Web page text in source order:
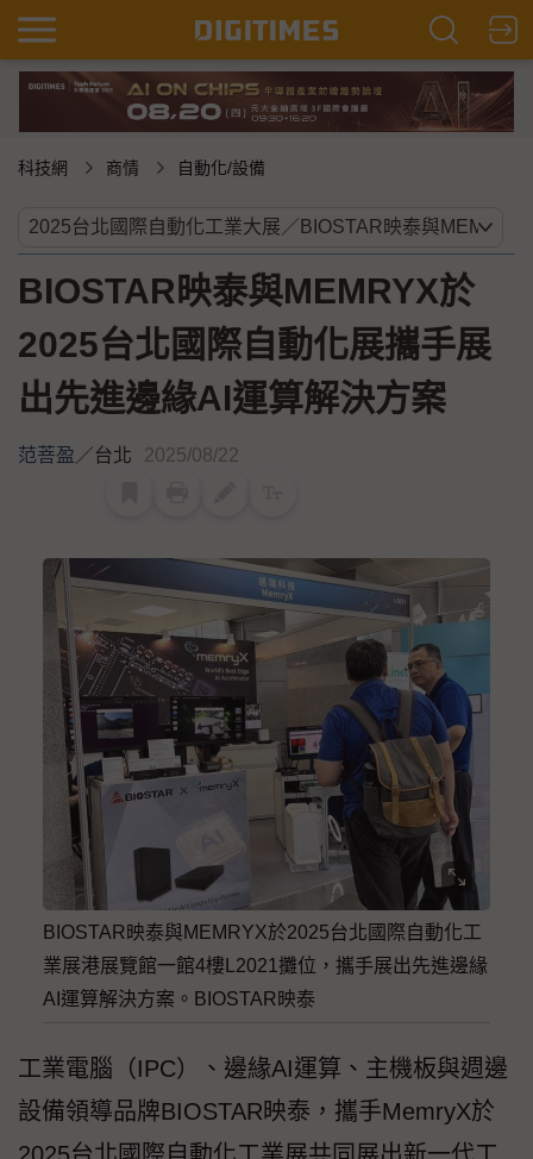
科技網 商情 自動化/設備
BIOSTAR映泰與MEMRYX於
2025台北國際自動化展攜手展
出先進邊緣AI運算解決方案
范菩盈／台北 2025/08/22
BIOSTAR映泰與MEMRYX於2025台北國際自動化工
業展港展覽館一館4樓L2021攤位，攜手展出先進邊緣
AI運算解決方案。BIOSTAR映泰
工業電腦（IPC）、邊緣AI運算、主機板與週邊
設備領導品牌BIOSTAR映泰，攜手MemryX於